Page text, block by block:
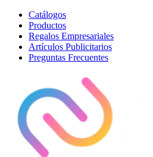
Catálogos
Productos
Regalos Empresariales
Artículos Publicitarios
Preguntas Frecuentes